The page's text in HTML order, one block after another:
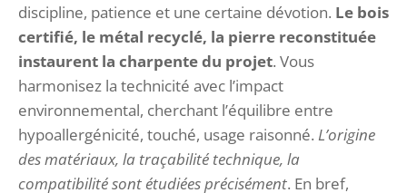
discipline, patience et une certaine dévotion. Le bois
certifié, le métal recyclé, la pierre reconstituée
instaurent la charpente du projet. Vous
harmonisez la technicité avec l’impact
environnemental, cherchant l’équilibre entre
hypoallergénicité, touché, usage raisonné. L’origine
des matériaux, la traçabilité technique, la
compatibilité sont étudiées précisément. En bref,